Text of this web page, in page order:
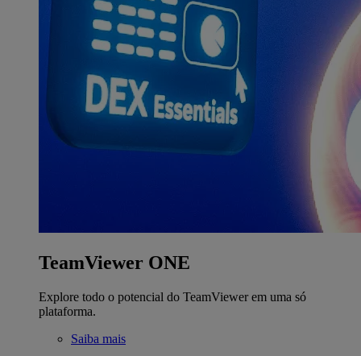
TeamViewer ONE
Explore todo o potencial do TeamViewer em uma só
plataforma.
Saiba mais